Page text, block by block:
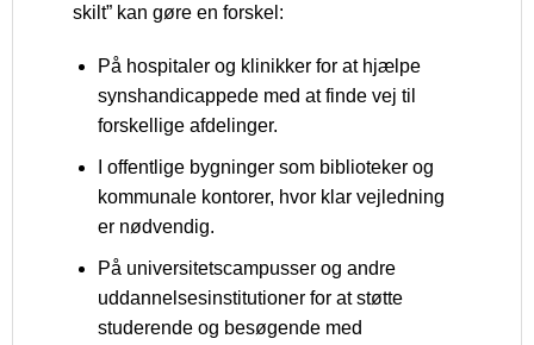
skilt” kan gøre en forskel:
På hospitaler og klinikker for at hjælpe
synshandicappede med at finde vej til
forskellige afdelinger.
I offentlige bygninger som biblioteker og
kommunale kontorer, hvor klar vejledning
er nødvendig.
På universitetscampusser og andre
uddannelsesinstitutioner for at støtte
studerende og besøgende med